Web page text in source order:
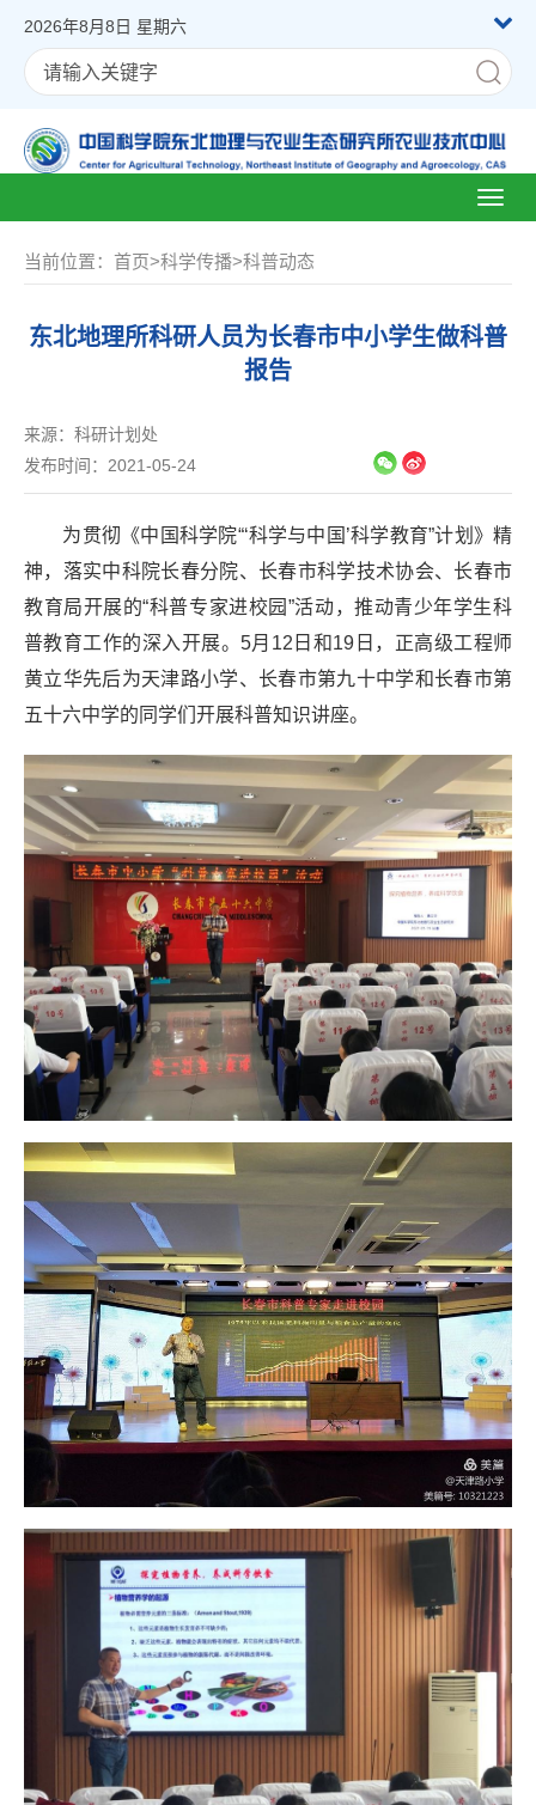
2026年8月8日 星期六
当前位置： 首页>科学传播>科普动态
东北地理所科研人员为长春市中小学生做科普
报告
来源： 科研计划处
发布时间：2021-05-24
为贯彻《中国科学院“‘科学与中国’科学教育”计划》精
神，落实中科院长春分院、长春市科学技术协会、长春市
教育局开展的“科普专家进校园”活动，推动青少年学生科
普教育工作的深入开展。5月12日和19日，正高级工程师
黄立华先后为天津路小学、长春市第九十中学和长春市第
五十六中学的同学们开展科普知识讲座。